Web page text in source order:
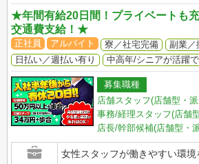
★年間有給20日間！プライベートも
交通費支給！★
正社員 アルバイト 寮／社宅完備 副業／
日払い／週払い有り
中高年/シニアが活躍
募集職種
店舗スタッフ(店舗型・
事務/経理スタッフ(店舗
店長/幹部候補(店舗型・
女性スタッフが働きやすい環